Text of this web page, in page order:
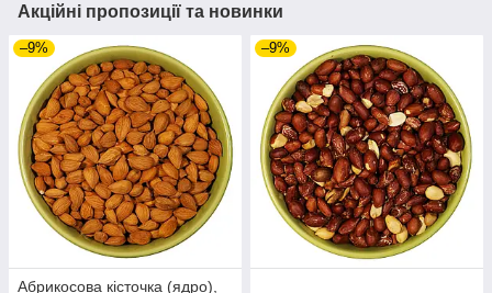
Акційні пропозиції та новинки
–9%
Абрикосова кісточка (ядро),
–9%